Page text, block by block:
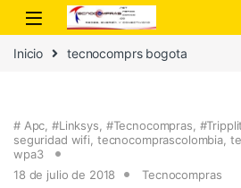
Inicio tecnocomprs bogota
# Apc ,#Linksys #Tecnocompras
seguridad wifi tecnocomprascolombia,
wpa3
18 de julio de 2018
Tecnocompras